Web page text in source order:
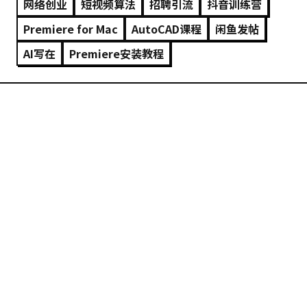
网络创业 短视频算法 招聘引流
抖音训练营
Premiere for Mac
AutoCAD课程
闲鱼发帖
AI写在
Premiere安装教程